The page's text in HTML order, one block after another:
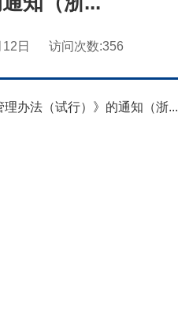
日 访问次数:356
办法（试行）》的通知（浙...